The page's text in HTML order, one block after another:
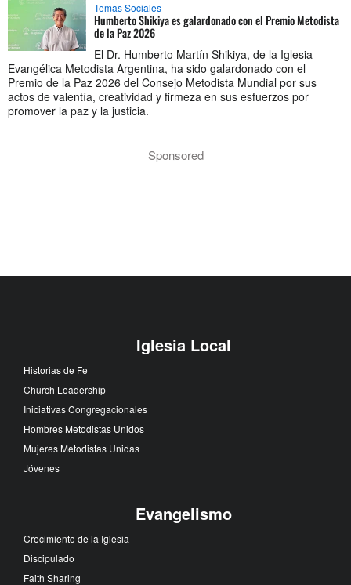
Temas Sociales
Humberto Shikiya es galardonado con el Premio Metodista
de la Paz 2026
El Dr. Humberto Martín Shikiya, de la Iglesia
Evangélica Metodista Argentina, ha sido galardonado con el
Premio de la Paz 2026 del Consejo Metodista Mundial por sus
actos de valentía, creatividad y firmeza en sus esfuerzos por
promover la paz y la justicia.
Sponsored
Iglesia Local
Historias de Fe
Church Leadership
Iniciativas Congregacionales
Hombres Metodistas Unidos
Mujeres Metodistas Unidas
Jóvenes
Evangelismo
Crecimiento de la Iglesia
Discipulado
Faith Sharing